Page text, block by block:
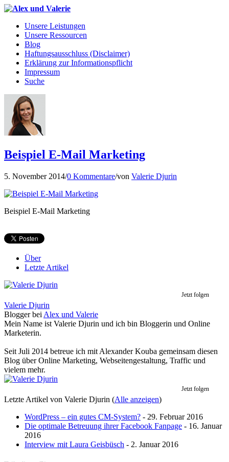
Unsere Leistungen
Unsere Ressourcen
Blog
Haftungsausschluss (Disclaimer)
Erklärung zur Informationspflicht
Impressum
Suche
Beispiel E-Mail Marketing
5. November 2014/0 Kommentare/von Valerie Djurin
Beispiel E-Mail Marketing
Über
Letzte Artikel
Jetzt folgen
Valerie Djurin
Bloggerbei Alex und Valerie
Mein Name ist Valerie Djurin und ich bin Bloggerin und Online
Marketerin.
Seit Juli 2014 betreue ich mit Alexander Kouba gemeinsam diesen
Blog über Online Marketing, Webseitengestaltung, Traffic und
vielem mehr.
Jetzt folgen
Letzte Artikel von Valerie Djurin (Alle anzeigen)
WordPress – ein gutes CM-System? - 29. Februar 2016
Die optimale Betreuung ihrer Facebook Fanpage - 16. Januar
2016
Interview mit Laura Geisbüsch - 2. Januar 2016